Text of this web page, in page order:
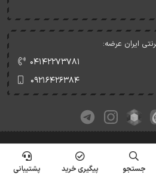
ایران عرضه:
۰۴۱۴۲۲۷۳۷۸۱
۰۹۲۱۶۴۲۶۳۸۴
متعلق به ایران عرضه می‌باشد.
جستجو پیگیری خرید پشتیبانی